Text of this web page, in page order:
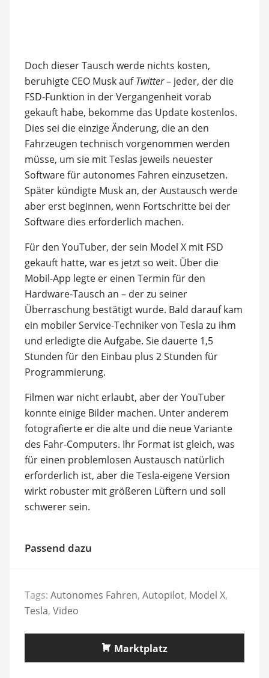
Doch dieser Tausch werde nichts kosten,
beruhigte CEO Musk aufTwitter– jeder, der die
FSD-Funktion in der Vergangenheit vorab
gekauft habe, bekomme das Update kostenlos.
Dies sei die einzige Änderung, die an den
Fahrzeugen technisch vorgenommen werden
müsse, um sie mit Teslas jeweils neuester
Software für autonomes Fahren einzusetzen.
Später kündigte Musk an, der Austausch werde
aber erst beginnen, wenn Fortschritte bei der
Software dies erforderlich machen.
Für den YouTuber, der sein Model X mit FSD
gekauft hatte, war es jetzt so weit. Über die
Mobil-App legte er einen Termin für den
Hardware-Tausch an – der zu seiner
Überraschung bestätigt wurde. Bald darauf kam
ein mobiler Service-Techniker von Tesla zu ihm
und erledigte die Aufgabe. Sie dauerte 1,5
Stunden für den Einbau plus 2 Stunden für
Programmierung.
Filmen war nicht erlaubt, aber der YouTuber
konnte einige Bilder machen. Unter anderem
fotografierte er die alte und die neue Variante
des Fahr-Computers. Ihr Format ist gleich, was
für einen problemlosen Austausch natürlich
erforderlich ist, aber die Tesla-eigene Version
wirkt robuster mit größeren Lüftern und soll
schwerer sein.
Passend dazu
Tags: Autonomes Fahren, Autopilot, Model X,
Tesla, Video
Marktplatz